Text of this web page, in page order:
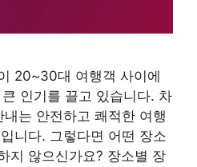
20~30대 여행객 사이에
인기를 끌고 있습니다. 차
는 안전하고 쾌적한 여행
니다. 그렇다면 어떤 장소
지 않으신가요? 장소별 장